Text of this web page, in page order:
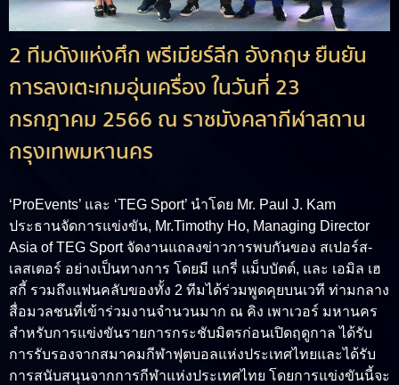
2 ทีมดังแห่งศึก พรีเมียร์ลีก อังกฤษ ยืนยัน
การลงเตะเกมอุ่นเครื่อง ในวันที่ 23
กรกฎาคม 2566 ณ ราชมังคลากีฬาสถาน
กรุงเทพมหานคร
‘ProEvents’ และ ‘TEG Sport’ นำโดย Mr. Paul J. Kam
ประธานจัดการแข่งขัน, Mr.Timothy Ho, Managing Director
Asia of TEG Sport จัดงานแถลงข่าวการพบกันของ สเปอร์ส-
เลสเตอร์ อย่างเป็นทางการ โดยมี แกรี่ แม็บบัตต์, และ เอมิล เฮ
สกี้ รวมถึงแฟนคลับของทั้ง 2 ทีมได้ร่วมพูดคุยบนเวที ท่ามกลาง
สื่อมวลชนที่เข้าร่วมงานจำนวนมาก ณ คิง เพาเวอร์ มหานคร
สำหรับการแข่งขันรายการกระชับมิตรก่อนเปิดฤดูกาล ได้รับ
การรับรองจากสมาคมกีฬาฟุตบอลแห่งประเทศไทยและได้รับ
การสนับสนุนจากการกีฬาแห่งประเทศไทย โดยการแข่งขันนี้จะ